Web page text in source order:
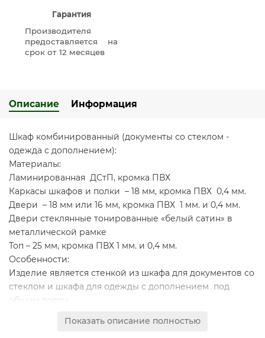
Гарантия
Производителя
предоставляется на
срок от 12 месяцев
Описание Информация
Шкаф комбинированный (документы со стеклом -
одежда с дополнением):
Материалы:
Ламинированная ДСтП, кромка ПВХ
Каркасы шкафов и полки – 18 мм, кромка ПВХ 0,4 мм.
Двери – 18 мм или 16 мм, кромка ПВХ 1 мм. и 0,4 мм.
Двери стеклянные тонированные «белый сатин» в
металлической рамке
Топ – 25 мм, кромка ПВХ 1 мм. и 0,4 мм.
Особенности:
Изделие является стенкой из шкафа для документов со
стеклом и шкафа для одежды с дополнением под
общим топом
стенками стеллажей
Показать описание полностью